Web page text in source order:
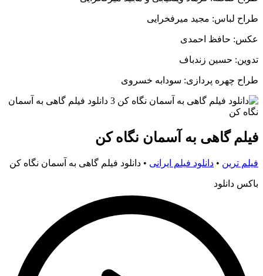
طراح لباس: مجید میرفخرایی
عکس: حافظ احمدی
تدوین: حسین زندباف
طراح چهره پردازی: سودابه خسروی
فیلم گاهی به آسمان نگاه کن
فیلم ترین • دانلود فیلم ایرانی • دانلود فیلم گاهی به آسمان نگاه کن
باکس دانلود